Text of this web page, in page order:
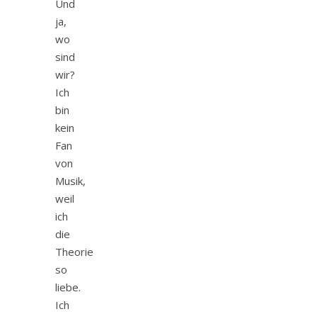
Und
ja,
wo
sind
wir?
Ich
bin
kein
Fan
von
Musik,
weil
ich
die
Theorie
so
liebe.
Ich